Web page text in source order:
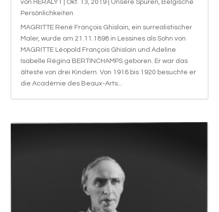
von HERALY1 Okt. 13, 2019 Unsere Spuren, Belgische
Persönlichkeiten
MAGRITTE René François Ghislain, ein surrealistischer
Maler, wurde am 21.11.1898 in Lessines als Sohn von
MAGRITTE Léopold François Ghislain und Adeline
Isabelle Régina BERTINCHAMPS geboren. Er war das
älteste von drei Kindern. Von 1916 bis 1920 besuchte er
die Académie des Beaux-Arts...